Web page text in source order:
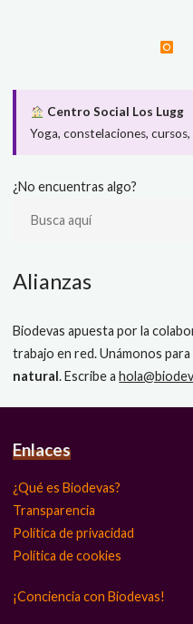
Centro Social Los Lugg
Yoga, constelaciones,
¿No encuentras algo?
Alianzas
Biodevas apuesta por la
trabajo en red. Unámonos
natural. Escribe a
Enlaces
¿Qué es Biodevas?
Transparencia
Política de privacidad
Política de cookies
¡Conciencia con Biodevas!